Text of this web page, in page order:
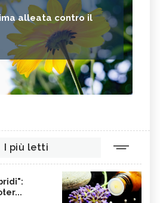
alleata contro il
I più letti